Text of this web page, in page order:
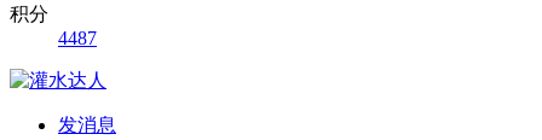
积分
4487
发消息